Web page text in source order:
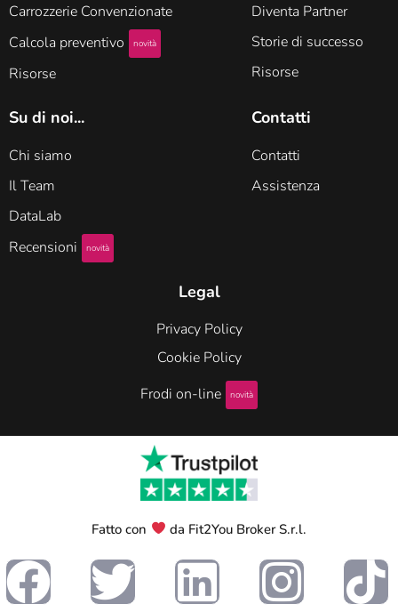
Carrozzerie Convenzionate
Calcola preventivo
novità
Risorse
Diventa Partner
Storie di successo
Risorse
Su di noi...
Chi siamo
Il Team
DataLab
Recensioni
novità
Contatti
Contatti
Assistenza
Legal
Privacy Policy
Cookie Policy
Frodi on-line
novità
Fatto con da Fit2You Broker S.r.l.